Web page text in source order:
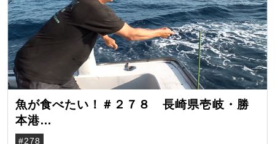
魚が食べたい！＃２７８ 長崎県壱岐・勝
本港
（クロマグロ）
#278